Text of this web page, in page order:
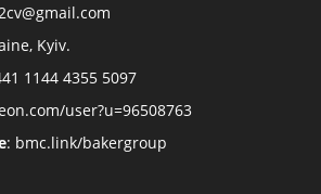
Kyiv.
1144 4355 5097
user?u=96508763
: bmc.link/bakergroup